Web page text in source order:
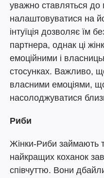
уважно ставляться до
налаштовуватися на
інтуїція дозволяє їм
партнера, однак ці
емоційними і
стосунках. Важливо,
власними емоціями,
насолоджуватися
Риби
Жінки-Риби займають
найкращих коханок
співчуттю. Вони